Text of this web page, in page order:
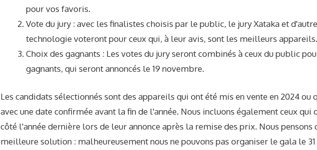
pour vos favoris.
Vote du jury : avec les finalistes choisis par le public, le jury Xataka et
technologie voteront pour ceux qui, à leur avis, sont les meilleurs appareils.
Choix des gagnants : Les votes du jury seront combinés à ceux du public
gagnants, qui seront annoncés le 19 novembre.
Les candidats sélectionnés sont des appareils qui ont été mis en vente en 2024 ou
avec une date confirmée avant la fin de l'année. Nous incluons également ceux qui
côté l'année dernière lors de leur annonce après la remise des prix. Nous pensons
meilleure solution : malheureusement nous ne pouvons pas organiser le gala le